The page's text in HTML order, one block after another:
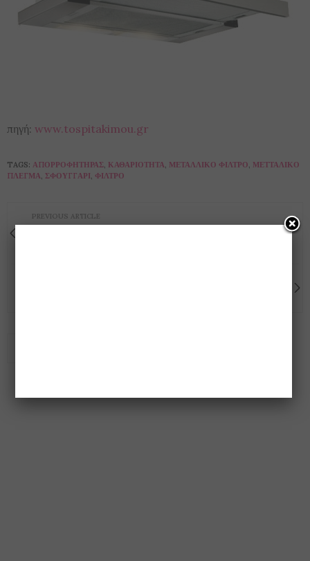
πηγή: www.tospitakimou.gr
TAGS: ΑΠΟΡΡΟΦΗΤΉΡΑΣ ΚΑΘΑΡΙΌΤΗΤΑ ΜΕΤΑΛΛΙΚΌ ΦΊΛΤΡΟ ΜΕΤΤΑΛΙΚΌ
ΠΛΈΓΜΑ ΣΦΟΥΓΓΆΡΙ ΦΊΛΤΡΟ
PREVIOUS ARTICLE
(βίντεο) Όταν οι Ιάπωνες γλεντούν με Ελληνικές επιτυχίες!!! θα το